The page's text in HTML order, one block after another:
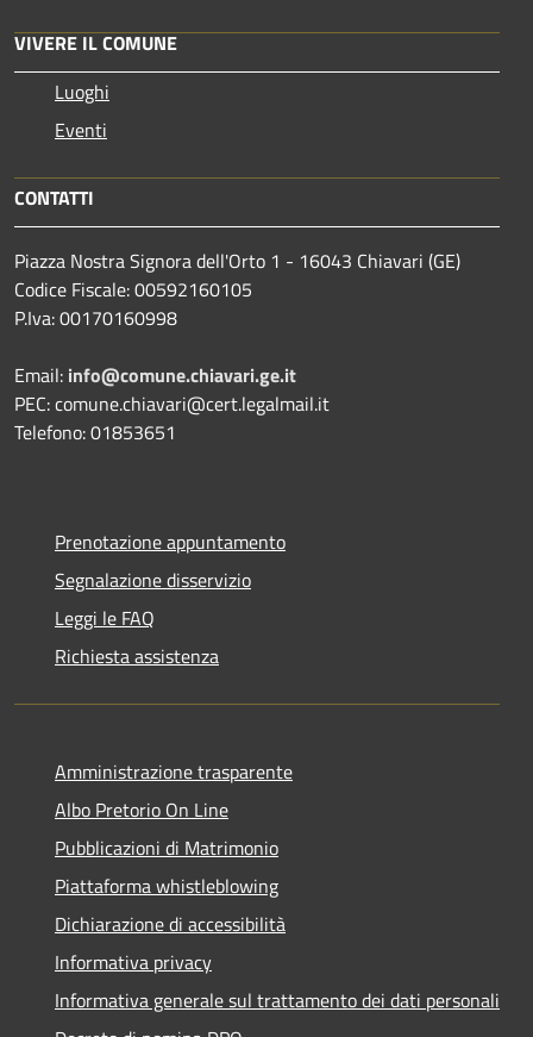
VIVERE IL COMUNE
Luoghi
Eventi
CONTATTI
Piazza Nostra Signora dell'Orto 1 - 16043 Chiavari (GE)
Codice Fiscale: 00592160105
P.Iva: 00170160998
Email: info@comune.chiavari.ge.it
PEC: comune.chiavari@cert.legalmail.it
Telefono: 01853651
Prenotazione appuntamento
Segnalazione disservizio
Leggi le FAQ
Richiesta assistenza
Amministrazione trasparente
Albo Pretorio On Line
Pubblicazioni di Matrimonio
Piattaforma whistleblowing
Dichiarazione di accessibilità
Informativa privacy
Informativa generale sul trattamento dei dati personali